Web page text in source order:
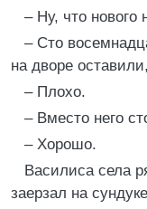
– Ну, что нового
– Сто
на дворе
– Плохо.
– Вместо него
– Хорошо.
Василиса села
заерзал на